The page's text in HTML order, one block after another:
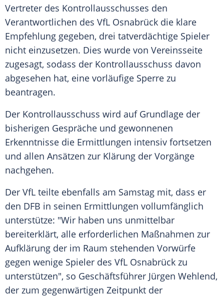
Vertreter des Kontrollausschusses den
Verantwortlichen des VfL Osnabrück die klare
Empfehlung gegeben, drei tatverdächtige Spieler
nicht einzusetzen. Dies wurde von Vereinsseite
zugesagt, sodass der Kontrollausschuss davon
abgesehen hat, eine vorläufige Sperre zu
beantragen.
Der Kontrollausschuss wird auf Grundlage der
bisherigen Gespräche und gewonnenen
Erkenntnisse die Ermittlungen intensiv fortsetzen
und allen Ansätzen zur Klärung der Vorgänge
nachgehen.
Der VfL teilte ebenfalls am Samstag mit, dass er
den DFB in seinen Ermittlungen vollumfänglich
unterstütze: "Wir haben uns unmittelbar
bereiterklärt, alle erforderlichen Maßnahmen zur
Aufklärung der im Raum stehenden Vorwürfe
gegen wenige Spieler des VfL Osnabrück zu
unterstützen", so Geschäftsführer Jürgen Wehlend,
der zum gegenwärtigen Zeitpunkt der